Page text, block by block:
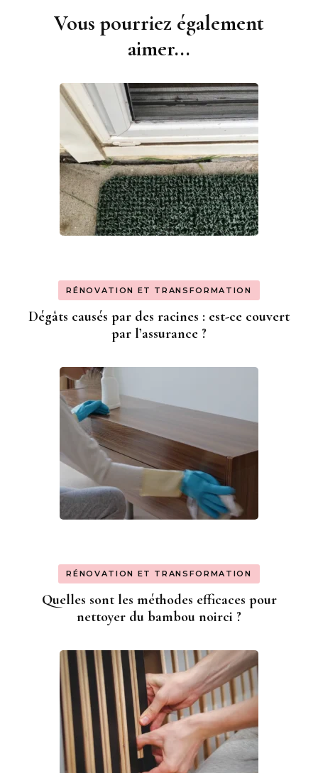
NavigationVous pourriez également
aimer...
RÉNOVATION ET TRANSFORMATION
Dégâts causés par des racines : est-ce couvert
par l’assurance ?
RÉNOVATION ET TRANSFORMATION
Quelles sont les méthodes efficaces pour
nettoyer du bambou noirci ?